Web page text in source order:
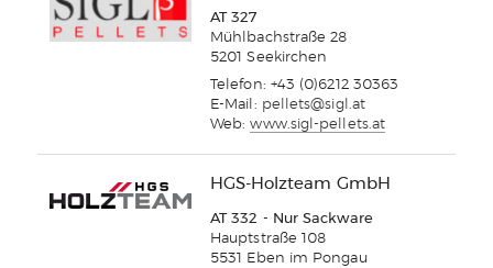
AT 327
Mühlbachstraße 28
5201 Seekirchen
Telefon: +43 (0)6212 30363
E-Mail: pellets@sigl.at
Web:www.sigl-pellets.at
HGS-Holzteam GmbH
AT 332 - Nur Sackware
Hauptstraße 108
5531 Eben im Pongau